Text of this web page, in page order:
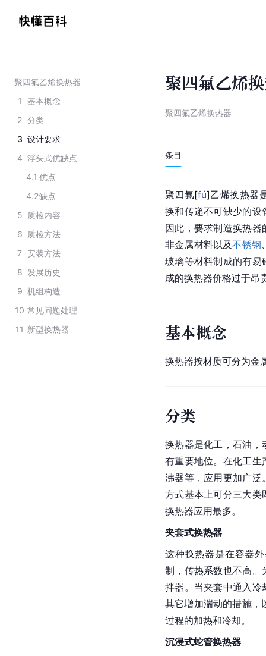
聚四氟乙烯换热器
1
基本概念
2 分类
3 设计要求
4 浮头式优缺点
4.1 优点
4.2缺点
5
质检内容
6
质检方法
7 安装方法
8 发展历史
9 机组构造
10 常见问题处理
11 新型换热器
聚四氟乙烯
聚四氟乙烯换热器
条目
聚四氟[fú]乙烯换热器
换和传递不可缺少的设
因此，要求制造换热
非金属材料以及不锈钢
玻璃等材料制成的有易
成的换热器价格过于昂
基本概念
换热器按材质可分为金
分类
换热器是化工，石油，
有重要地位。在化工生
沸器等，应用更加广泛
方式基本上可分三大类
换热器应用最多。
夹套式换热器
这种换热器是在容器
制，传热系数也不高。
拌器。当夹套中通入冷
其它增加湍动的措施，
过程的加热和冷却。
沉浸式蛇管换热器